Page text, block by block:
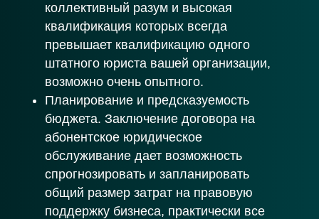
коллективный разум и высокая
квалификация которых всегда
превышает квалификацию одного
штатного юриста вашей организации,
возможно очень опытного.
Планирование и предсказуемость
бюджета. Заключение договора на
абонентское юридическое
обслуживание дает возможность
спрогнозировать и запланировать
общий размер затрат на правовую
поддержку бизнеса, практически все